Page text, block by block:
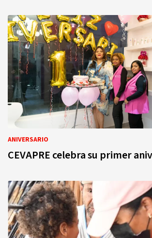
ANIVERSARIO
CEVAPRE celebra su primer